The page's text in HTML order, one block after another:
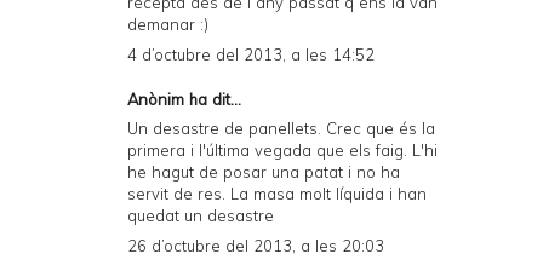
demanar :)
4 d’octubre del 2013, a les 14:52
Anònim ha dit...
Un desastre de panellets. Crec que és la
primera i l'última vegada que els faig. L'hi
he hagut de posar una patat i no ha
servit de res. La masa molt líquida i han
quedat un desastre
26 d’octubre del 2013, a les 20:03